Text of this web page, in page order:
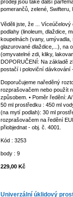
prodeji jsou také další
pomerančů, zelené, Swifteru,
Věděli jste, že ...
podlahy (linoleum, dlaždice,
koupelnách (vany,
glazurované dlaždice,...), na
(omyvatelné zdi, kliky,
DOPORUČENÍ: Na základě
postačí i poloviční dávkování
Doporučujeme naředěný
rozprašovačem nebo použít
způsobem. • Poměr ředění:
50 ml prostředku : 450 ml
(na mytí podlah): 30 ml
rozprašovačem na ředění
přiobjednat - obj. č. 4001.
Kód : 3253
body : 9
229,00 Kč
Univerzální úklidový